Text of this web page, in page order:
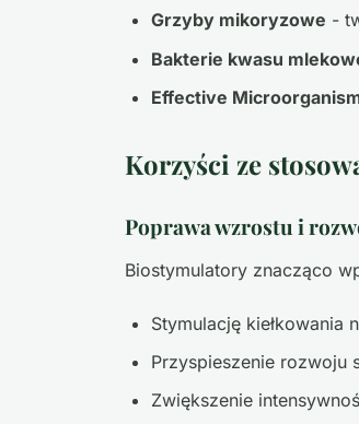
Grzyby mikoryzowe -
Bakterie kwasu
Effective
Korzyści ze
Poprawa wzrostu i
Biostymulatory znacząco
Stymulację kiełkowania
Przyspieszenie rozwoju
Zwiększenie